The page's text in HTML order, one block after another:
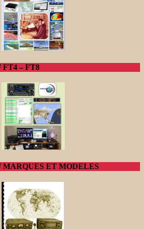
– FT8
ET MODELES